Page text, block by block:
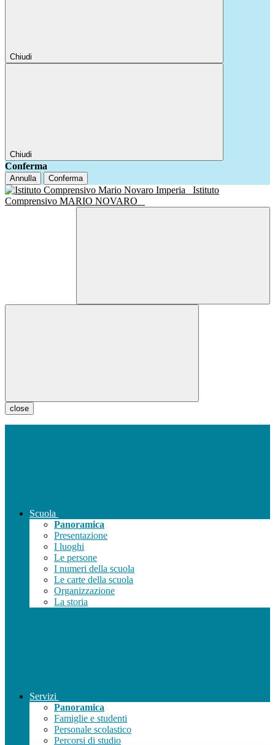
Chiudi
Chiudi
Conferma
Annulla Conferma
Istituto
Comprensivo MARIO NOVARO
close
Scuola
Panoramica
Presentazione
I luoghi
Le persone
I numeri della scuola
Le carte della scuola
Organizzazione
La storia
Servizi
Panoramica
Famiglie e studenti
Personale scolastico
Percorsi di studio